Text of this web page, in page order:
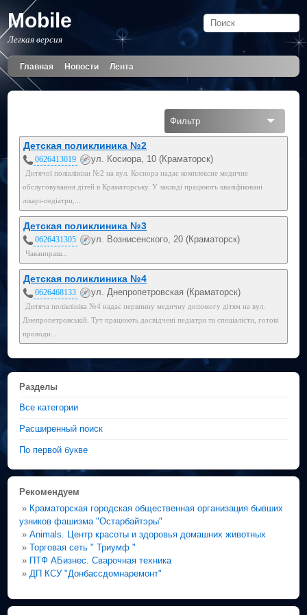
Mobile
Легкая версия
Главная Новости Лента
Фильтр
Детская поликлиника №2
0626413019 ул. Косиора, 10 (Краматорск)
Дитячої поліклініки №2 на вул. Косиора надає комплексне медичне
обслуговування дітей в Краматорську. У закладі працюють кваліфіковані
лікарі-педіатри,...
Детская поликлиника №3
0626431305 ул. Вознисенского, 20 (Краматорск)
Чаванпраш...
Детская поликлиника №4
0626468133 ул. Днепропетровская (Краматорск)
Дитяча поліклініка №4 надає первинну медичну допомогу дітям на вул.
Днепропетровській. Тут працюють досвідчені педіатри та спеціалісти, готові
проводи...
Разделы
Все категории
Расширенный поиск
По первой букве
Рекомендуем
» Краматорская городская общественная организация бывших
узников фашизма "Остарбайтэры"
»Animals. Центр красоты и здоровья домашних животных
»Торговая сеть " Триумф "
» ПТФ АБизнес. Сварочная техника
» ДП КСУ "Донбассдомнаремонт"